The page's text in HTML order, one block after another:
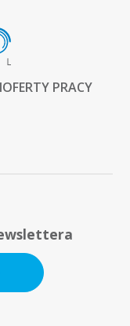
OFERTY PRACY